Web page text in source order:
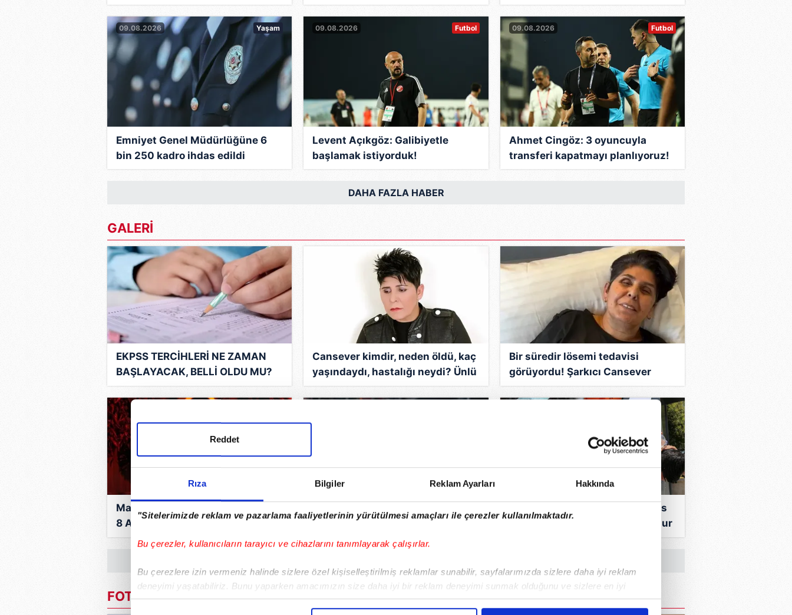
Rıza Bilgiler Reklam Ayarları Hakkında
"Sitelerimizde reklam ve pazarlama faaliyetlerinin yürütülmesi amaçları ile çerezler kullanılmaktadır.
Bu çerezler, kullanıcıların tarayıcı ve cihazlarını tanımlayarak çalışırlar.
Bu çerezlere izin vermeniz halinde sizlere özel kişiselleştirilmiş reklamlar sunabilir, sayfalarımızda sizlere daha iyi reklam
deneyimi yaşatabiliriz. Bunu yaparken amacımızın size daha iyi bir reklam deneyimi sunmak olduğunu ve sizlere en iyi
içerikleri sunabilmek adına elimizden gelen çabayı gösterdiğimizi ve bu noktada, reklamların maliyetlerimizi karşılamak
Reddet
09.08.2026 Yaşam
Emniyet Genel Müdürlüğüne 6
bin 250 kadro ihdas edildi
09.08.2026 Futbol
Levent Açıkgöz: Galibiyetle
başlamak istiyorduk!
09.08.2026 Futbol
Ahmet Cingöz: 3 oyuncuyla
transferi kapatmayı planlıyoruz!
DAHA FAZLA HABER
GALERİ
EKPSS TERCİHLERİ NE ZAMAN
BAŞLAYACAK, BELLİ OLDU MU?
2026 EKPSS tercih tarihleri
sorgulanıyor!
Cansever kimdir, neden öldü, kaç
yaşındaydı, hastalığı neydi? Ünlü
sanatçı Cansever’den üzen haber
geldi!
Bir süredir lösemi tedavisi
görüyordu! Şarkıcı Cansever
hayatını kaybetti
Masterchef ana kadro belli oldu!
8 Ağustos Masterchef ana
kadroya giren son yarışmacı kim
çılgına döndü! Özel maçta kırmızı
gördü
Meteoroloji duyurdu! 9 Ağustos
bugün hava nasıl olacak, yağmur
FOTO HABER